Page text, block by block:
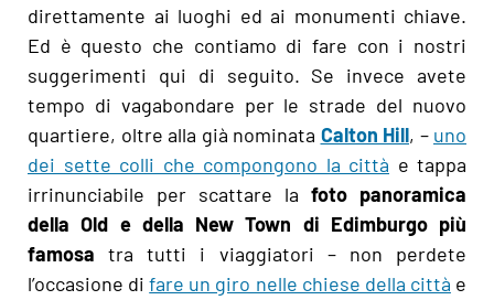
direttamente ai luoghi ed ai monumenti chiave.
Ed è questo che contiamo di fare con i nostri
suggerimenti qui di seguito. Se invece avete
tempo di vagabondare per le strade del nuovo
quartiere, oltre alla già nominata Calton Hill, – uno
dei sette colli che compongono la città e tappa
irrinunciabile per scattare la foto panoramica
della Old e della New Town di Edimburgo più
famosa tra tutti i viaggiatori – non perdete
l’occasione difare un giro nelle chiese della città e